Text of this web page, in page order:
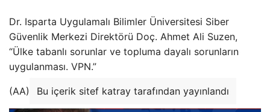
Dr. Isparta Uygulamalı Bilimler Üniversitesi Siber
Güvenlik Merkezi Direktörü Doç. Ahmet Ali Suzen,
“Ülke tabanlı sorunlar ve topluma dayalı sorunların
uygulanması. VPN.”
(AA) Bu içerik sitef katray tarafından yayınlandı